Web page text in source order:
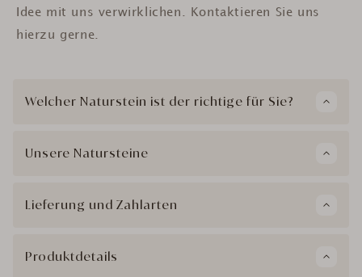
Idee mit uns verwirklichen. Kontaktieren Sie uns
hierzu gerne.
Welcher Naturstein ist der richtige für Sie?
Unsere Natursteine
Lieferung und Zahlarten
Produktdetails